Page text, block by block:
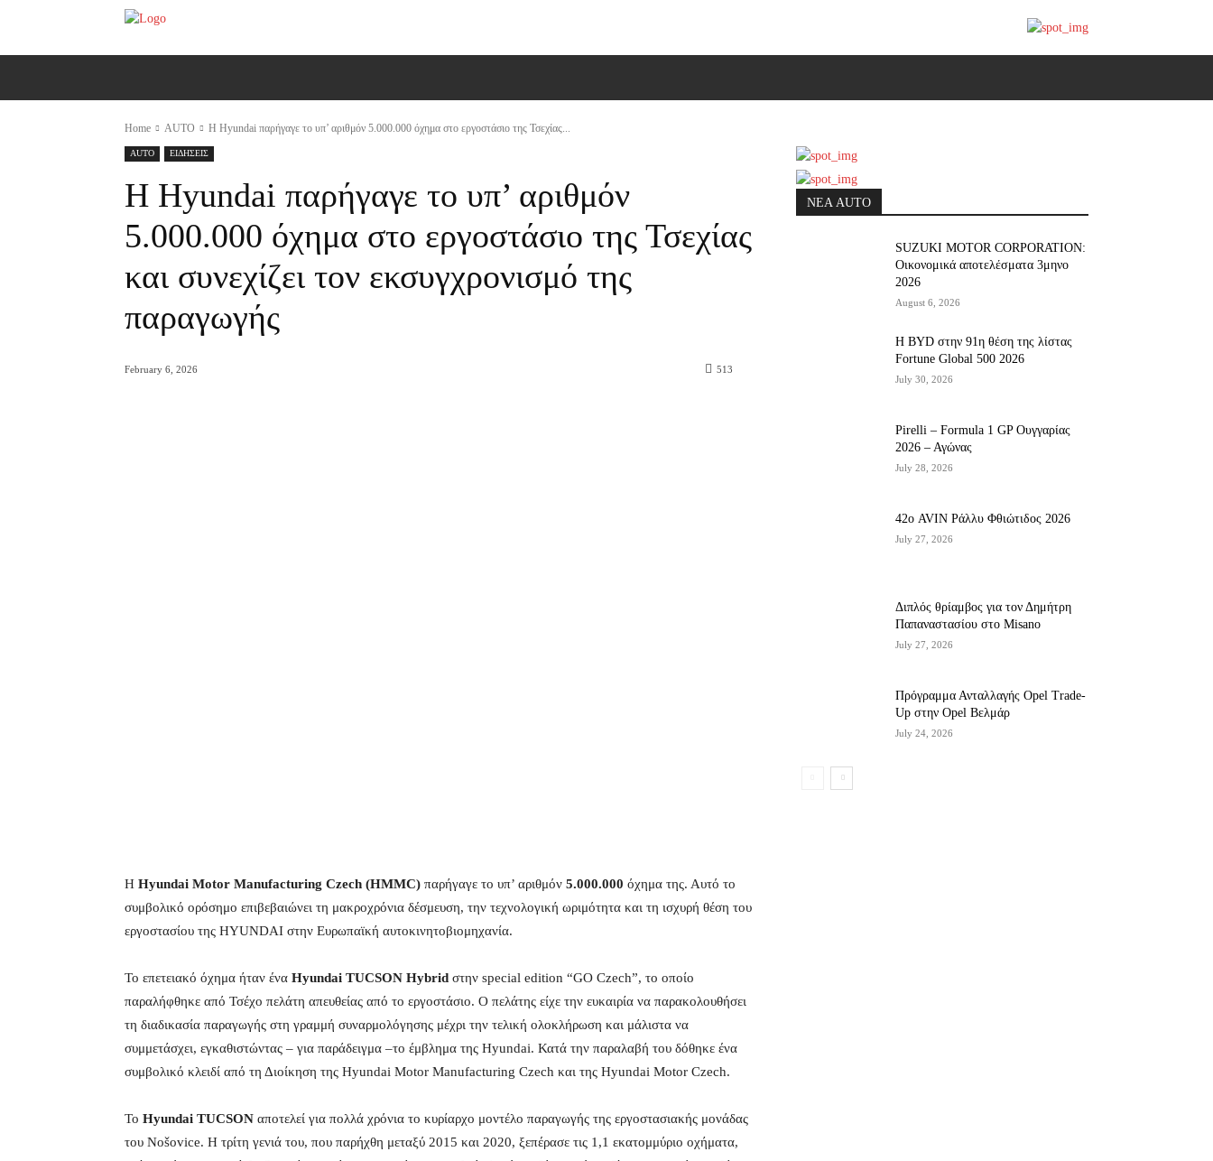
Home AUTO Η Hyundai παρήγαγε το υπ’ αριθμόν 5.000.000 όχημα στο εργοστάσιο της Τσεχίας...
AUTO ΕΙΔΗΣΕΙΣ
Η Hyundai παρήγαγε το υπ’ αριθμόν
5.000.000 όχημα στο εργοστάσιο της Τσεχίας
και συνεχίζει τον εκσυγχρονισμό της
παραγωγής
February 6, 2026 513
Η Hyundai Motor Manufacturing Czech (HMMC) παρήγαγε το υπ’ αριθμόν 5.000.000 όχημα της. Αυτό το
συμβολικό ορόσημο επιβεβαιώνει τη μακροχρόνια δέσμευση, την τεχνολογική ωριμότητα και τη ισχυρή θέση του
εργοστασίου της HYUNDAI στην Ευρωπαϊκή αυτοκινητοβιομηχανία.
Το επετειακό όχημα ήταν ένα Hyundai TUCSON Hybrid στην special edition “GO Czech”, το οποίο
παραλήφθηκε από Τσέχο πελάτη απευθείας από το εργοστάσιο. Ο πελάτης είχε την ευκαιρία να παρακολουθήσει
τη διαδικασία παραγωγής στη γραμμή συναρμολόγησης μέχρι την τελική ολοκλήρωση και μάλιστα να
συμμετάσχει, εγκαθιστώντας – για παράδειγμα –το έμβλημα της Hyundai. Κατά την παραλαβή του δόθηκε ένα
συμβολικό κλειδί από τη Διοίκηση της Hyundai Motor Manufacturing Czech και της Hyundai Motor Czech.
Το Hyundai TUCSON αποτελεί για πολλά χρόνια το κυρίαρχο μοντέλο παραγωγής της εργοστασιακής μονάδας
του Nošovice. Η τρίτη γενιά του, που παρήχθη μεταξύ 2015 και 2020, ξεπέρασε τις 1,1 εκατομμύριο οχήματα,
ΝΕΑ AUTO
SUZUKI MOTOR CORPORATION:
Οικονομικά αποτελέσματα 3μηνο
2026
August 6, 2026
Η BYD στην 91η θέση της λίστας
Fortune Global 500 2026
July 30, 2026
Pirelli – Formula 1 GP Ουγγαρίας
2026 – Αγώνας
July 28, 2026
42ο AVIN Ράλλυ Φθιώτιδος 2026
July 27, 2026
Διπλός θρίαμβος για τον Δημήτρη
Παπαναστασίου στο Misano
July 27, 2026
Πρόγραμμα Ανταλλαγής Opel Trade-
Up στην Opel Βελμάρ
July 24, 2026